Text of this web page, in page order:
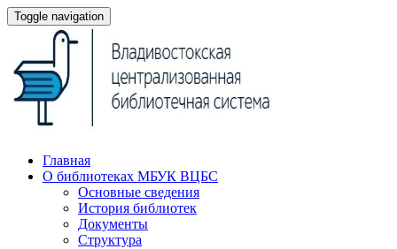
Toggle navigation
Главная
О библиотеках МБУК ВЦБС
Основные сведения
История библиотек
Документы
Структура